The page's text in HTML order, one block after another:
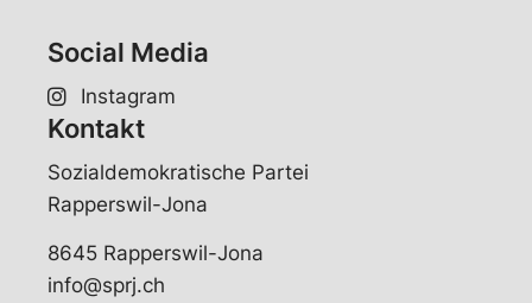
Social Media
Instagram
Kontakt
Sozialdemokratische Partei
Rapperswil-Jona
8645 Rapperswil-Jona
info@sprj.ch